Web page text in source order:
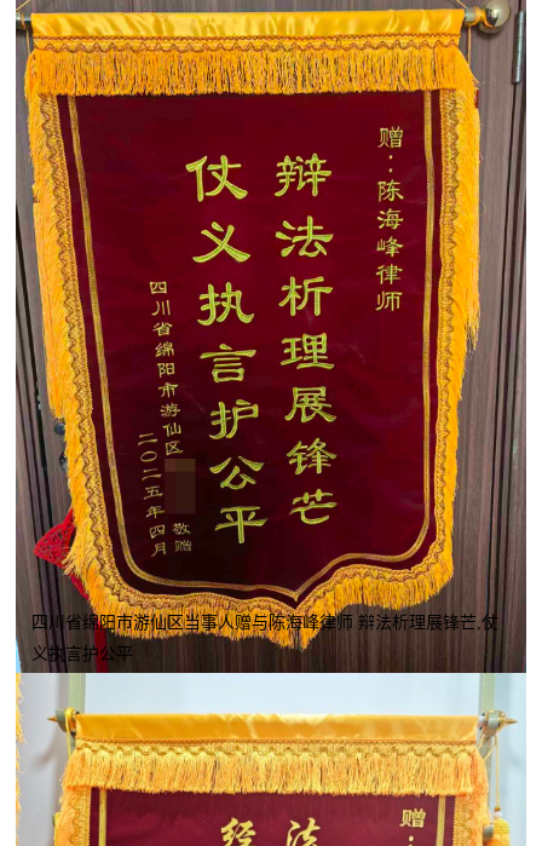
四川省绵阳市游仙区当事人赠与陈海峰律师 辩法析理展锋芒,仗
义执言护公平